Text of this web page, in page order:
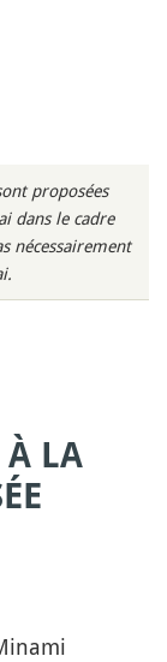
proposées
dans le cadre
nécessairement
À LA